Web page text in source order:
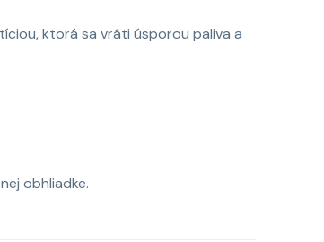
ktorá sa vráti úsporou paliva a
obhliadke.